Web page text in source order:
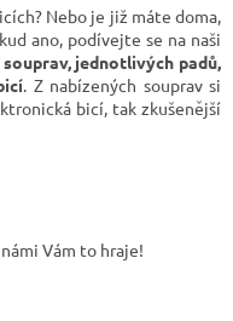
Nebo je již máte doma,
ano, podívejte se na naši
jednotlivých padů,
. Z nabízených souprav si
bicí, tak zkušenější
Vám to hraje!